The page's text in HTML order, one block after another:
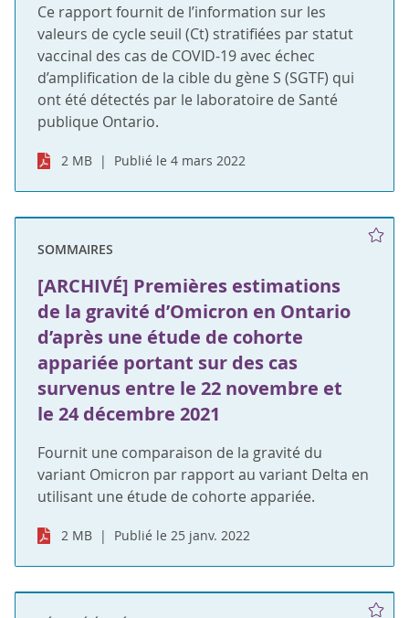
Ce rapport fournit de l’information sur les
valeurs de cycle seuil (Ct) stratifiées par statut
vaccinal des cas de COVID-19 avec échec
d’amplification de la cible du gène S (SGTF) qui
ont été détectés par le laboratoire de Santé
publique Ontario.
2 MB Publié le 4 mars 2022
SOMMAIRES
[ARCHIVÉ] Premières estimations
de la gravité d’Omicron en Ontario
d’après une étude de cohorte
appariée portant sur des cas
survenus entre le 22 novembre et
le 24 décembre 2021
Fournit une comparaison de la gravité du
variant Omicron par rapport au variant Delta en
utilisant une étude de cohorte appariée.
2 MB Publié le 25 janv. 2022